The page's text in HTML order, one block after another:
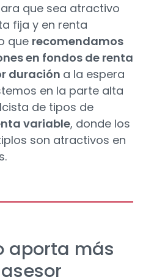
que sea atractivo
fija y en renta
que recomendamos
en fondos de renta
duración a la espera
en la parte alta
de tipos de
variable, donde los
son atractivos en
aporta más